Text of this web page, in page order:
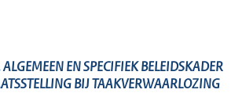
EN SPECIFIEK BELEIDSKADER
BIJ TAAKVERWAARLOZING